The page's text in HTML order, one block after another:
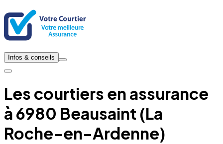
Infos & conseils
Les courtiers en assurance
à 6980 Beausaint (La
Roche-en-Ardenne)